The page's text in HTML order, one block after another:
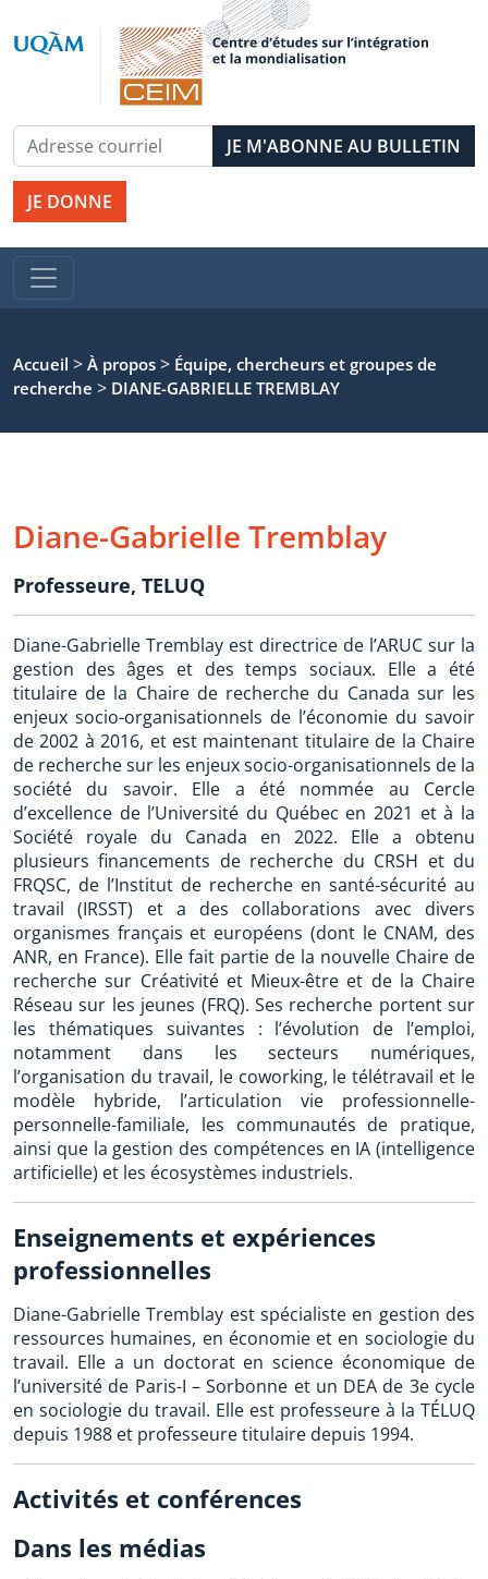
JE DONNE
Accueil > À propos > Équipe, chercheurs et groupes de
recherche > DIANE-GABRIELLE TREMBLAY
Diane-Gabrielle Tremblay
Professeure, TELUQ
Diane-Gabrielle Tremblay est directrice de l’ARUC sur la
gestion des âges et des temps sociaux. Elle a été
titulaire de la Chaire de recherche du Canada sur les
enjeux socio-organisationnels de l’économie du savoir
de 2002 à 2016, et est maintenant titulaire de la Chaire
de recherche sur les enjeux socio-organisationnels de la
société du savoir. Elle a été nommée au Cercle
d’excellence de l’Université du Québec en 2021 et à la
Société royale du Canada en 2022. Elle a obtenu
plusieurs financements de recherche du CRSH et du
FRQSC, de l’Institut de recherche en santé-sécurité au
travail (IRSST) et a des collaborations avec divers
organismes français et européens (dont le CNAM, des
ANR, en France). Elle fait partie de la nouvelle Chaire de
recherche sur Créativité et Mieux-être et de la Chaire
Réseau sur les jeunes (FRQ). Ses recherche portent sur
les thématiques suivantes : l’évolution de l’emploi,
notamment dans les secteurs numériques,
l’organisation du travail, le coworking, le télétravail et le
modèle hybride, l’articulation vie professionnelle-
personnelle-familiale, les communautés de pratique,
ainsi que la gestion des compétences en IA (intelligence
artificielle) et les écosystèmes industriels.
Enseignements et expériences
professionnelles
Diane-Gabrielle Tremblay est spécialiste en gestion des
ressources humaines, en économie et en sociologie du
travail. Elle a un doctorat en science économique de
l’université de Paris-I – Sorbonne et un DEA de 3e cycle
en sociologie du travail. Elle est professeure à la TÉLUQ
depuis 1988 et professeure titulaire depuis 1994.
Activités et conférences
Dans les médias